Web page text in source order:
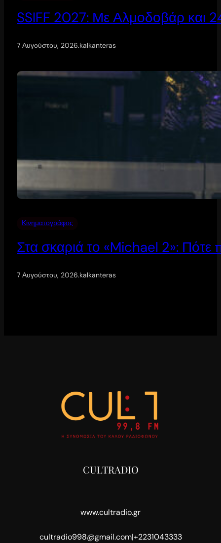
SSIFF 2027: Με Αλμοδοβάρ και 24
7 Αυγούστου, 2026.kalkanteras
Κινηματογράφος
Στα σκαριά το «Michael 2»: Πότε
7 Αυγούστου, 2026.kalkanteras
CULTRADIO
www.cultradio.gr
cultradio998@gmail.com|+2231043333